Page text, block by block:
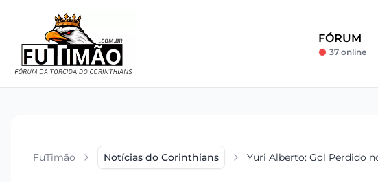
FÓRUM
37 online
FuTimão Notícias do Corinthians Yuri Alberto: Gol Perdido